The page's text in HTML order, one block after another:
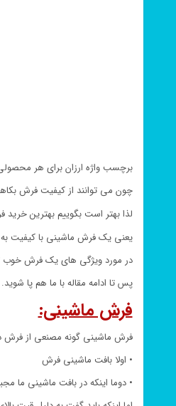
برچسب واژه ارزان برای هر
چون می توانند از کیفیت فرش
لذا بهتر است بگوییم بهترین
یعنی یک فرش ماشینی با کیفیت
در مورد ویژگی های یک فرش خوب
پس تا ادامه مقاله با ما هم پا شوید.
فرش ماشینی:
فرش ماشینی گونه مصنعی از فرش
• اولا بافت ماشینی فرش
• دوما اینکه در بافت ماشینی ما